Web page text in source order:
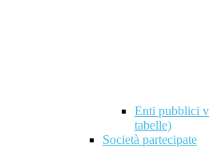
Enti pubblici
tabelle)
Società partecipate